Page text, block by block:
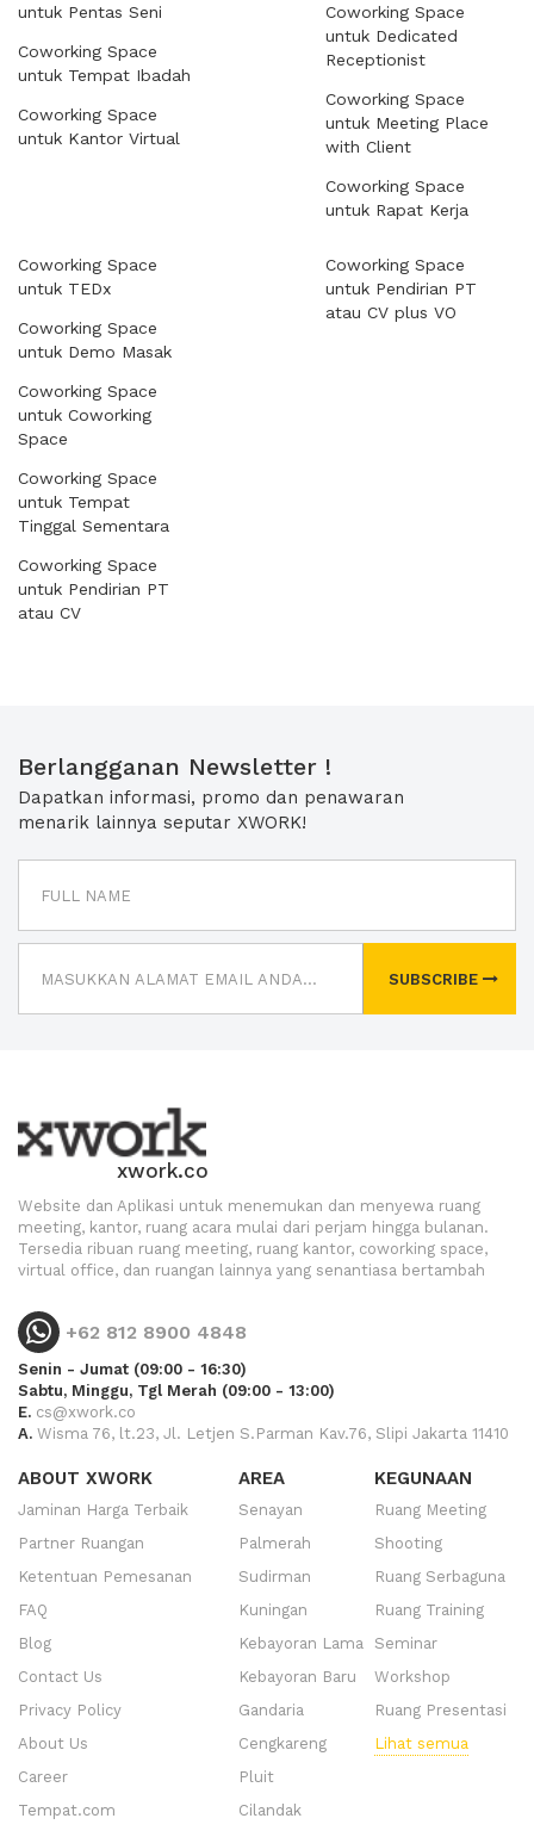
untuk Pentas Seni
Coworking Space
untuk Tempat Ibadah
Coworking Space
untuk Kantor Virtual
Coworking Space
untuk Dedicated
Receptionist
Coworking Space
untuk Meeting Place
with Client
Coworking Space
untuk Rapat Kerja
Coworking Space
untuk TEDx
Coworking Space
untuk Demo Masak
Coworking Space
untuk Coworking
Space
Coworking Space
untuk Tempat
Tinggal Sementara
Coworking Space
untuk Pendirian PT
atau CV
Coworking Space
untuk Pendirian PT
atau CV plus VO
Berlangganan Newsletter !
Dapatkan informasi, promo dan penawaran
menarik lainnya seputar XWORK!
SUBSCRIBE
xwork.co
Website dan Aplikasi untuk menemukan dan menyewa ruang
meeting, kantor, ruang acara mulai dari perjam hingga bulanan.
Tersedia ribuan ruang meeting, ruang kantor, coworking space,
virtual office, dan ruangan lainnya yang senantiasa bertambah
+62 812 8900 4848
Senin - Jumat (09:00 - 16:30)
Sabtu, Minggu, Tgl Merah (09:00 - 13:00)
E. cs@xwork.co
A. Wisma 76, lt.23, Jl. Letjen S.Parman Kav.76, Slipi Jakarta 11410
ABOUT XWORK
Jaminan Harga Terbaik
Partner Ruangan
Ketentuan Pemesanan
FAQ
Blog
Contact Us
Privacy Policy
About Us
Career
Tempat.com
AREA
Senayan
Palmerah
Sudirman
Kuningan
Kebayoran Lama
Kebayoran Baru
Gandaria
Cengkareng
Pluit
Cilandak
KEGUNAAN
Ruang Meeting
Shooting
Ruang Serbaguna
Ruang Training
Seminar
Workshop
Ruang Presentasi
Lihat semua